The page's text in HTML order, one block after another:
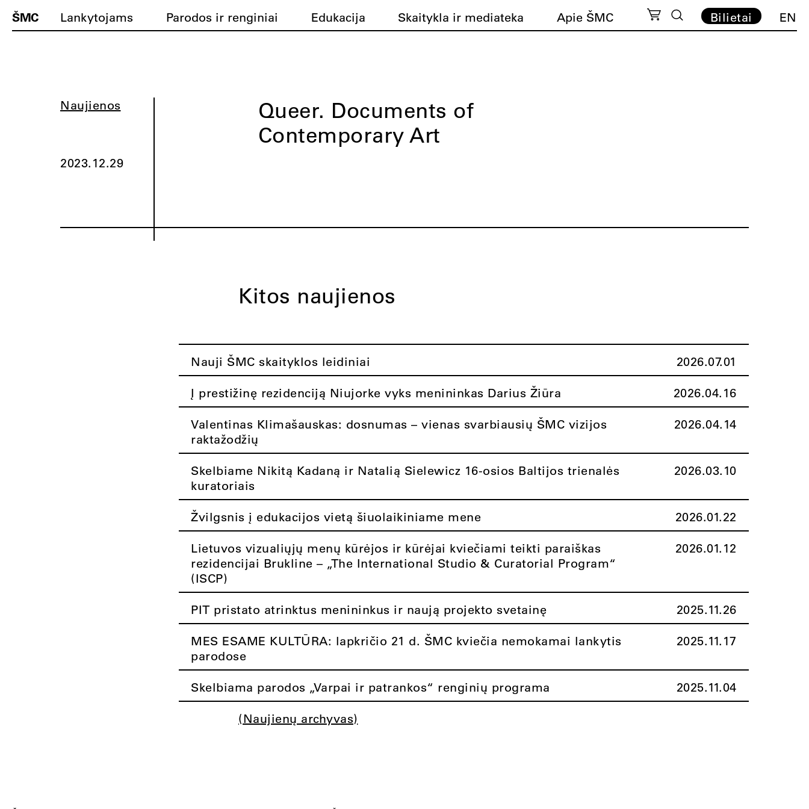
ŠMC Lankytojams Parodos ir renginiai Edukacija Skaitykla ir mediateka Apie ŠMC Bilietai EN
Naujienos
2023.12.29
Queer. Documents of
Contemporary Art
Kitos naujienos
Nauji ŠMC skaityklos leidiniai 2026.07.01
Į prestižinę rezidenciją Niujorke vyks menininkas Darius Žiūra 2026.04.16
Valentinas Klimašauskas: dosnumas – vienas svarbiausių ŠMC vizijos
raktažodžių
2026.04.14
Skelbiame Nikitą Kadaną ir Natalią Sielewicz 16-osios Baltijos trienalės
kuratoriais
2026.03.10
Žvilgsnis į edukacijos vietą šiuolaikiniame mene 2026.01.22
Lietuvos vizualiųjų menų kūrėjos ir kūrėjai kviečiami teikti paraiškas
rezidencijai Brukline – „The International Studio & Curatorial Program“
(ISCP)
2026.01.12
PIT pristato atrinktus menininkus ir naują projekto svetainę 2025.11.26
MES ESAME KULTŪRA: lapkričio 21 d. ŠMC kviečia nemokamai lankytis
parodose
2025.11.17
Skelbiama parodos „Varpai ir patrankos“ renginių programa 2025.11.04
(Naujienų archyvas)